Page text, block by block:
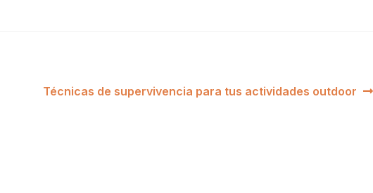
Técnicas de supervivencia para tus actividades outdoor